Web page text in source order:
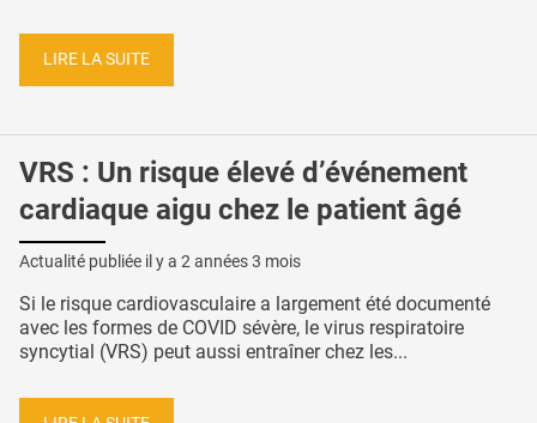
LIRE LA SUITE
VRS : Un risque élevé d’événement
cardiaque aigu chez le patient âgé
Actualité publiée il y a 2 années 3 mois
Si le risque cardiovasculaire a largement été documenté
avec les formes de COVID sévère, le virus respiratoire
syncytial (VRS) peut aussi entraîner chez les...